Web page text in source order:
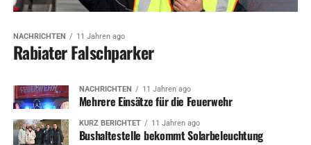
NACHRICHTEN 11 Jahren ago
Rabiater Falschparker
NACHRICHTEN 11 Jahren ago
Mehrere Einsätze für die Feuerwehr
KURZ BERICHTET 11 Jahren ago
Bushaltestelle bekommt Solarbeleuchtung